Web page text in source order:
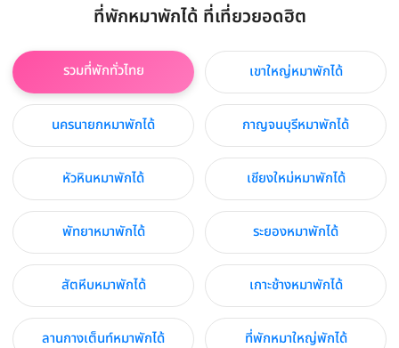
ที่พักหมาพักได้ ที่เที่ยวยอดฮิต
รวมที่พักทั่วไทย เขาใหญ่หมาพักได้
นครนายกหมาพักได้ กาญจนบุรีหมาพักได้
หัวหินหมาพักได้ เชียงใหม่หมาพักได้
พัทยาหมาพักได้ ระยองหมาพักได้
สัตหีบหมาพักได้ เกาะช้างหมาพักได้
ลานกางเต็นท์หมาพักได้ ที่พักหมาใหญ่พักได้